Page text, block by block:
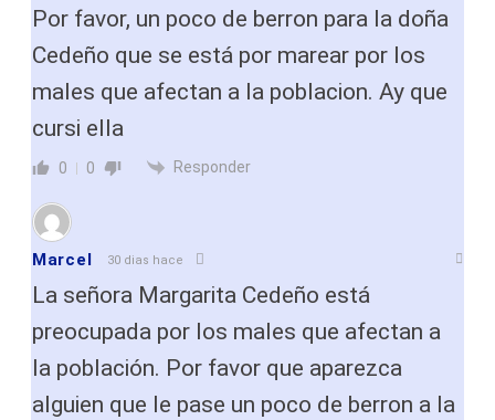
Por favor, un poco de berron para la doña
Cedeño que se está por marear por los
males que afectan a la poblacion. Ay que
cursi ella
0 0 Responder
Marcel 30 dias hace
La señora Margarita Cedeño está
preocupada por los males que afectan a
la población. Por favor que aparezca
alguien que le pase un poco de berron a la